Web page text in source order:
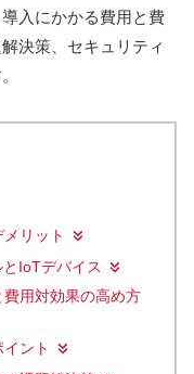
入にかかる費用と費
決策、セキュリティ
リット
IoTデバイス
用対効果の高め方
ント